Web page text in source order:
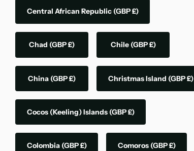
Central African Republic (GBP £)
Chad (GBP £) Chile (GBP £)
China (GBP £) Christmas Island (GBP £)
Cocos (Keeling) Islands (GBP £)
Colombia (GBP £) Comoros (GBP £)